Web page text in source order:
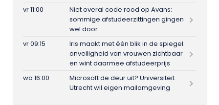
vr 11:00
Niet overal code rood op Avans:
sommige afstudeerzittingen gingen
wel door
vr 09:15
Iris maakt met één blik in de spiegel
onveiligheid van vrouwen zichtbaar
en wint daarmee afstudeerprijs
wo 16:00
Microsoft de deur uit? Universiteit
Utrecht wil eigen mailomgeving